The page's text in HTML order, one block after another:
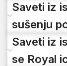
Saveti iz
sušenju
Saveti iz
se Royal